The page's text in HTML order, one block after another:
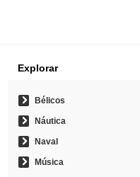
Explorar
Bélicos
Náutica
Naval
Música